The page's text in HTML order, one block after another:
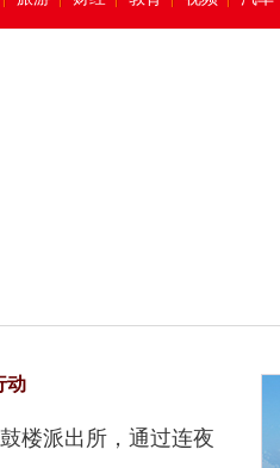
动
楼派出所，通过连夜